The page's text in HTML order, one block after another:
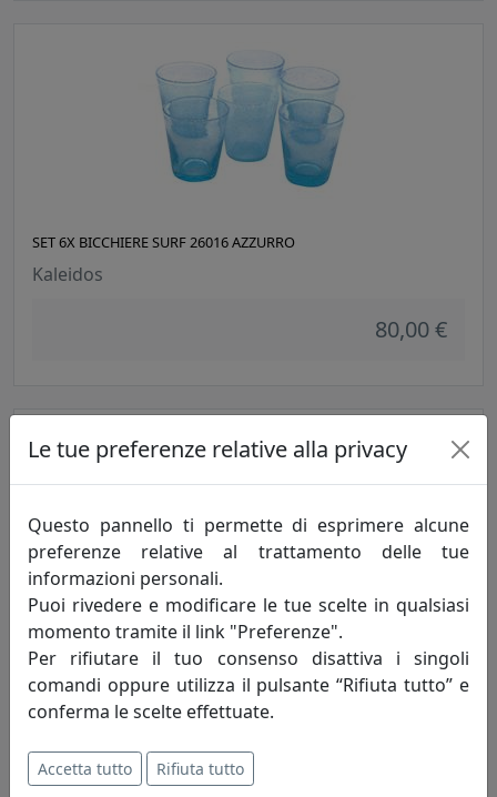
SET 6X BICCHIERE SURF 26016 AZZURRO
Kaleidos
80,00 €
SET 6X BICCHIERE SURF 26017 VERDE
Kaleidos
Le tue preferenze relative alla privacy
Questo pannello ti permette di esprimere alcune
preferenze relative al trattamento delle tue
informazioni personali.
Puoi rivedere e modificare le tue scelte in qualsiasi
momento tramite il link "Preferenze".
Per rifiutare il tuo consenso disattiva i singoli
comandi oppure utilizza il pulsante “Rifiuta tutto” e
conferma le scelte effettuate.
Accetta tutto Rifiuta tutto